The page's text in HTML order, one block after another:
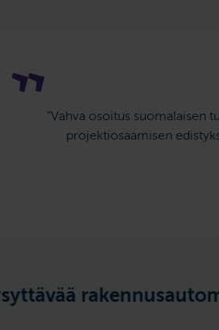
”Vahva osoitus suomalaisen
projektiosaamisen